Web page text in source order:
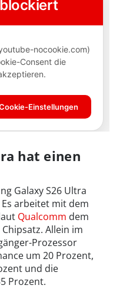
hat einen
Galaxy S26 Ultra
arbeitet mit dem
Qualcomm dem
Allein im
Prozessor
um 20 Prozent,
und die
Prozent.